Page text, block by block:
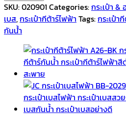
SKU:020901 Categories:กระเป๋า &
เบส,กระเป๋ากีต้าร์ไฟฟ้า Tags:กระเป๋า
กันน้ํา